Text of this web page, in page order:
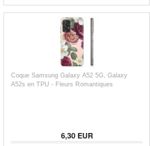
Coque Samsung Galaxy A52 5G, Galaxy
A52s en TPU - Fleurs Romantiques
6,30EUR